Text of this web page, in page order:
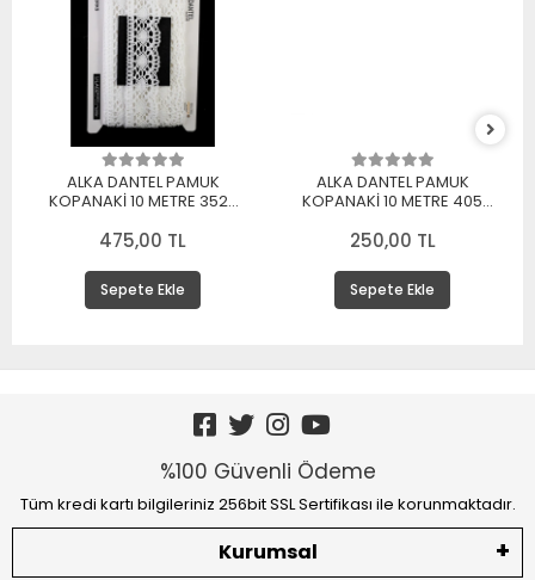
ALKA DANTEL PAMUK
KOPANAKİ 10 METRE 3520
475,00 TL
Sepete Ekle
ALKA DANTEL PAMUK
KOPANAKİ 10 METRE 405
250,00 TL
Sepete Ekle
%100 Güvenli Ödeme
Tüm kredi kartı bilgileriniz 256bit SSL Sertifikası ile korunmaktadır.
Kurumsal